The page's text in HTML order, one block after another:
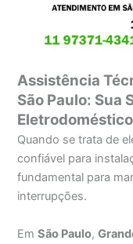
Assistência
São Paulo: Sua
Quando se trata de
confiável para
fundamental para
interrupções.
EmSão Paulo,